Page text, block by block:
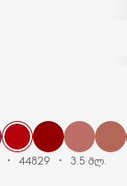
44829 3.5 მლ.